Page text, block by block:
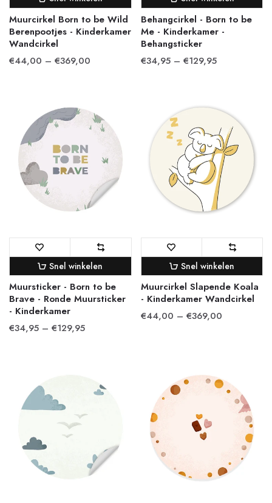
Muurcirkel Born to be Wild
Berenpootjes - Kinderkamer
Wandcirkel
€44,00 – €369,00
Behangcirkel - Born to be
Me - Kinderkamer -
Behangsticker
€34,95 – €129,95
Snel winkelen
Muursticker - Born to be
Brave - Ronde Muursticker
- Kinderkamer
€34,95 – €129,95
Snel winkelen
Muurcirkel Slapende Koala
- Kinderkamer Wandcirkel
€44,00 – €369,00